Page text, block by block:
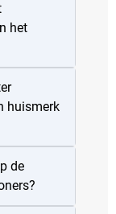
het
huismerk
de